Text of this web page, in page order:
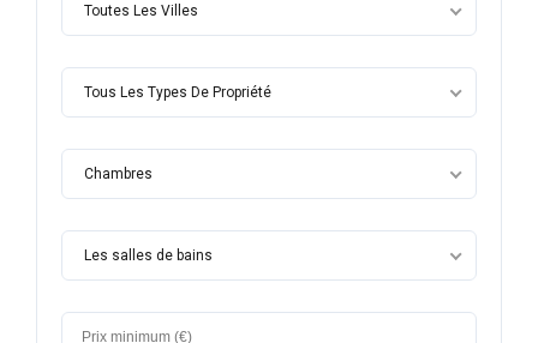
Toutes Les Villes
Tous Les Types De Propriété
Chambres
Les salles de bains